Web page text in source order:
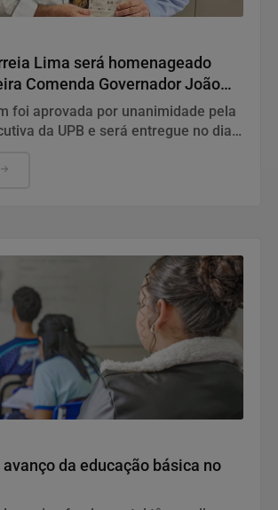
Lima será homenageado
Comenda Governador João
da UPB
foi aprovada por unanimidade pela
da UPB e será entregue no dia
avanço da educação básica no